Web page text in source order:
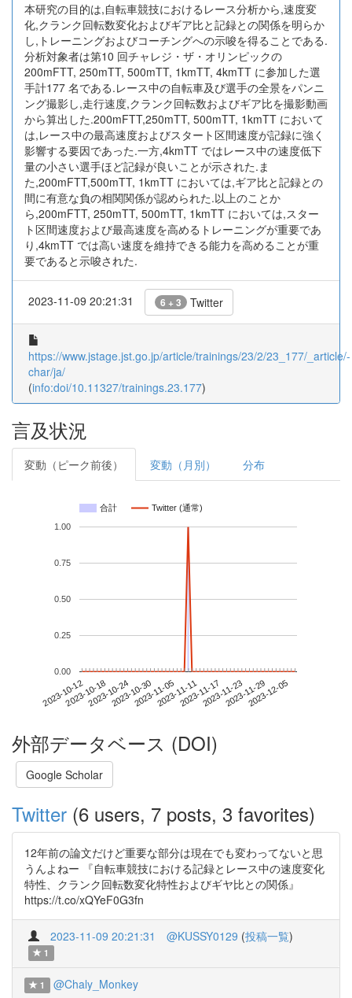
本研究の目的は,自転車競技におけるレース分析から,速度変
化,クランク回転数変化およびギア比と記録との関係を明らか
し,トレーニングおよびコーチングへの示唆を得ることである.
分析対象者は第10 回チャレジ・ザ・オリンピックの
200mFTT, 250mTT, 500mTT, 1kmTT, 4kmTT に参加した選
手計177 名である.レース中の自転車及び選手の全景をパンニ
ング撮影し,走行速度,クランク回転数およびギア比を撮影動画
から算出した.200mFTT,250mTT, 500mTT, 1kmTT において
は,レース中の最高速度およびスタート区間速度が記録に強く
影響する要因であった.一方,4kmTT ではレース中の速度低下
量の小さい選手ほど記録が良いことが示された.ま
た,200mFTT,500mTT, 1kmTT においては,ギア比と記録との
間に有意な負の相関関係が認められた.以上のことか
ら,200mFTT, 250mTT, 500mTT, 1kmTT においては,スター
ト区間速度および最高速度を高めるトレーニングが重要であ
り,4kmTT では高い速度を維持できる能力を高めることが重
要であると示唆された.
2023-11-09 20:21:31 6 + 3 Twitter
https://www.jstage.jst.go.jp/article/trainings/23/2/23_177/_article/-
char/ja/
(info:doi/10.11327/trainings.23.177)
言及状況
変動（ピーク前後） 変動（月別） 分布
合計 Twitter (通常)
2023-10-122023-10-182023-10-242023-10-302023-11-052023-11-112023-11-172023-11-232023-11-292023-12-05
0.00
0.25
0.50
0.75
1.00
外部データベース (DOI)
Google Scholar
Twitter (6 users, 7 posts, 3 favorites)
12年前の論文だけど重要な部分は現在でも変わってないと思
うんよねー 『自転車競技における記録とレース中の速度変化
特性、クランク回転数変化特性およびギヤ比との関係』
https://t.co/xQYeF0G3fn
2023-11-09 20:21:31 @KUSSY0129 (投稿一覧)
1
1 @Chaly_Monkey